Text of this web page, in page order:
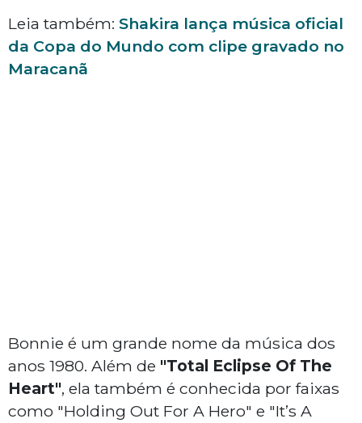
Leia também: Shakira lança música oficial
da Copa do Mundo com clipe gravado no
Maracanã
Bonnie é um grande nome da música dos
anos 1980. Além de "Total Eclipse Of The
Heart", ela também é conhecida por faixas
como "Holding Out For A Hero" e "It’s A